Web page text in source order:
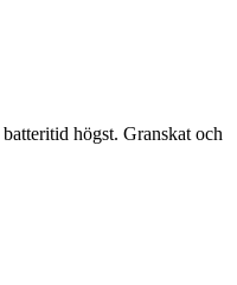
högst. Granskat och